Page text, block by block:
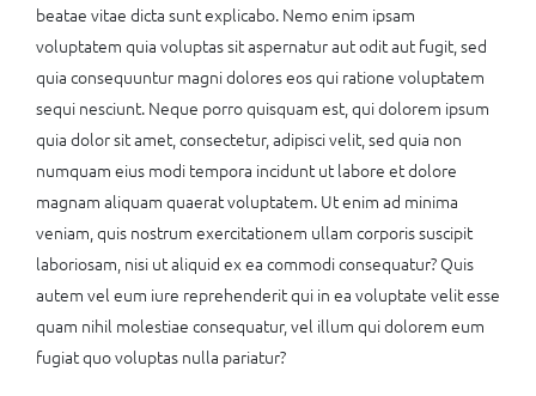
beatae vitae dicta sunt explicabo. Nemo enim ipsam
voluptatem quia voluptas sit aspernatur aut odit aut fugit, sed
quia consequuntur magni dolores eos qui ratione voluptatem
sequi nesciunt. Neque porro quisquam est, qui dolorem ipsum
quia dolor sit amet, consectetur, adipisci velit, sed quia non
numquam eius modi tempora incidunt ut labore et dolore
magnam aliquam quaerat voluptatem. Ut enim ad minima
veniam, quis nostrum exercitationem ullam corporis suscipit
laboriosam, nisi ut aliquid ex ea commodi consequatur? Quis
autem vel eum iure reprehenderit qui in ea voluptate velit esse
quam nihil molestiae consequatur, vel illum qui dolorem eum
fugiat quo voluptas nulla pariatur?